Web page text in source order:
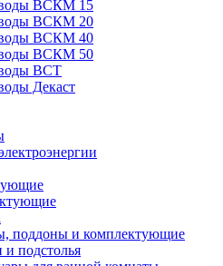
ВСКМ 15
ВСКМ 20
ВСКМ 40
ВСКМ 50
ВСТ
Декаст
поддоны и комплектующие
подстолья